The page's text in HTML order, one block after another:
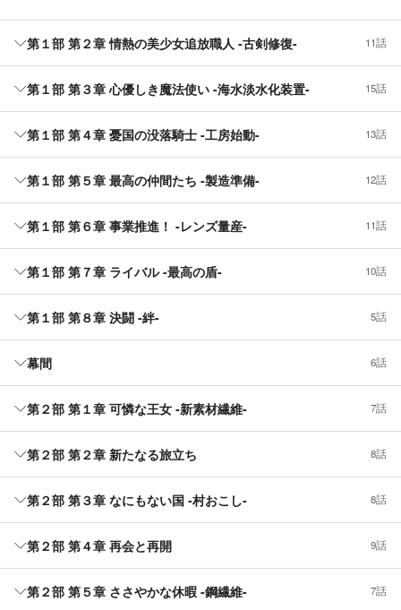
第１部 第２章 情熱の美少女追放職人 -古剣修復- 11話
第１部 第３章 心優しき魔法使い -海水淡水化装置- 15話
第１部 第４章 憂国の没落騎士 -工房始動- 13話
第１部 第５章 最高の仲間たち -製造準備- 12話
第１部 第６章 事業推進！ -レンズ量産- 11話
第１部 第７章 ライバル -最高の盾- 10話
第１部 第８章 決闘 -絆- 5話
幕間 6話
第２部 第１章 可憐な王女 -新素材繊維- 7話
第２部 第２章 新たなる旅立ち 8話
第２部 第３章 なにもない国 -村おこし- 8話
第２部 第４章 再会と再開 9話
第２部 第５章 ささやかな休暇 -鋼繊維- 7話